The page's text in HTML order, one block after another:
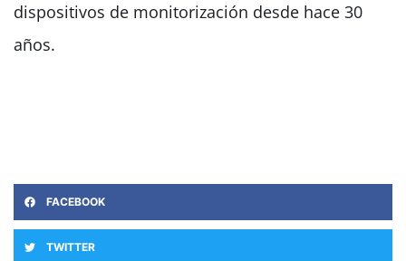
dispositivos de monitorización desde hace 30
años.
FACEBOOK
TWITTER